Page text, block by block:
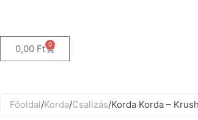
0,00 Ft 0
Kosár
Főoldal/Korda/Csalizás/Korda Korda –